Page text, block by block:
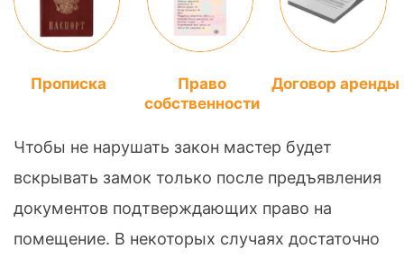
Прописка
Право
собственности
Договор аренды
Чтобы не нарушать закон мастер будет
вскрывать замок только после предъявления
документов подтверждающих право на
помещение. В некоторых случаях достаточно